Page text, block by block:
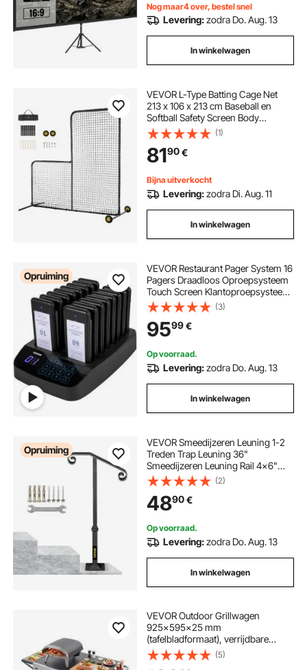
Nog maar4 over, bestel snel
Levering:zodra Do. Aug. 13
In winkelwagen
VEVOR L-Type Batting Cage Net
213 x 106 x 213 cm Baseball en
Softball Safety Screen Body
Protector Draagbaar slagscherm
met body protector, draagtas en
wielen, Softball Pitching Net Zwart
(1)
8190€
Bijna uitverkocht
Levering:zodra Di. Aug. 11
In winkelwagen
Opruiming
VEVOR Restaurant Pager System 16
Pagers Draadloos Oproepsysteem
Touch Screen Klantoproepsysteem
500 M Gastoproepsysteem
Trillingen/Flits/Zoemer
Wachtrijoproepsysteem voor
Restaurants/Foodtrucks/Kerken
(3)
9599€
Op voorraad.
Levering:zodra Do. Aug. 13
In winkelwagen
Opruiming
VEVOR Smeedijzeren Leuning 1-2
Treden Trap Leuning 36"
Smeedijzeren Leuning Rail 4x6"
Basisplaat Outdoor Indoor
Universele Trapleuning voor
Tuinen, Woongebouwen,
Commerciële Kantoorgebouwen,
Hotels
(2)
4890€
Op voorraad.
Levering:zodra Do. Aug. 13
In winkelwagen
VEVOR Outdoor Grillwagen
925x595x25 mm
(tafelbladformaat), verrijdbare
grilltafel met 4 kruidenbakjes,
wielen, deksels en haken,
(5)